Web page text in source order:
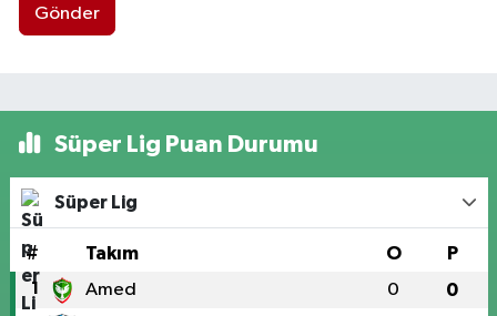
Gönder
Süper Lig Puan Durumu
Süper Lig
# Takım O P
1 Amed 0 0